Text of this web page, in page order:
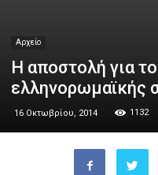
Αρχείο
Η αποστολή για
ελληνορωμαϊκής
16 Οκτωβρίου, 2014 1132